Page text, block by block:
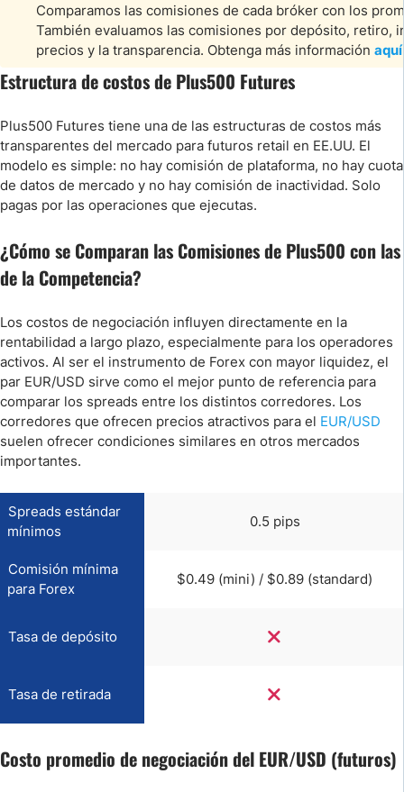
Comparamos las comisiones de cada bróker con los
También evaluamos las comisiones por depósito, retiro,
precios y la transparencia. Obtenga más información aquí
Estructura de costos de Plus500 Futures
Plus500 Futures tiene una de las estructuras de costos más
transparentes del mercado para futuros retail en EE.UU. El
modelo es simple: no hay comisión de plataforma, no hay cuota
de datos de mercado y no hay comisión de inactividad. Solo
pagas por las operaciones que ejecutas.
¿Cómo se Comparan las Comisiones de Plus500 con las
de la Competencia?
Los costos de negociación influyen directamente en la
rentabilidad a largo plazo, especialmente para los operadores
activos. Al ser el instrumento de Forex con mayor liquidez, el
par EUR/USD sirve como el mejor punto de referencia para
comparar los spreads entre los distintos corredores. Los
corredores que ofrecen precios atractivos para el EUR/USD
suelen ofrecer condiciones similares en otros mercados
importantes.
Spreads estándar
mínimos
0.5 pips
Comisión mínima
para Forex
$0.49 (mini) / $0.89 (standard)
Tasa de depósito
Tasa de retirada
Costo promedio de negociación del EUR/USD (futuros)